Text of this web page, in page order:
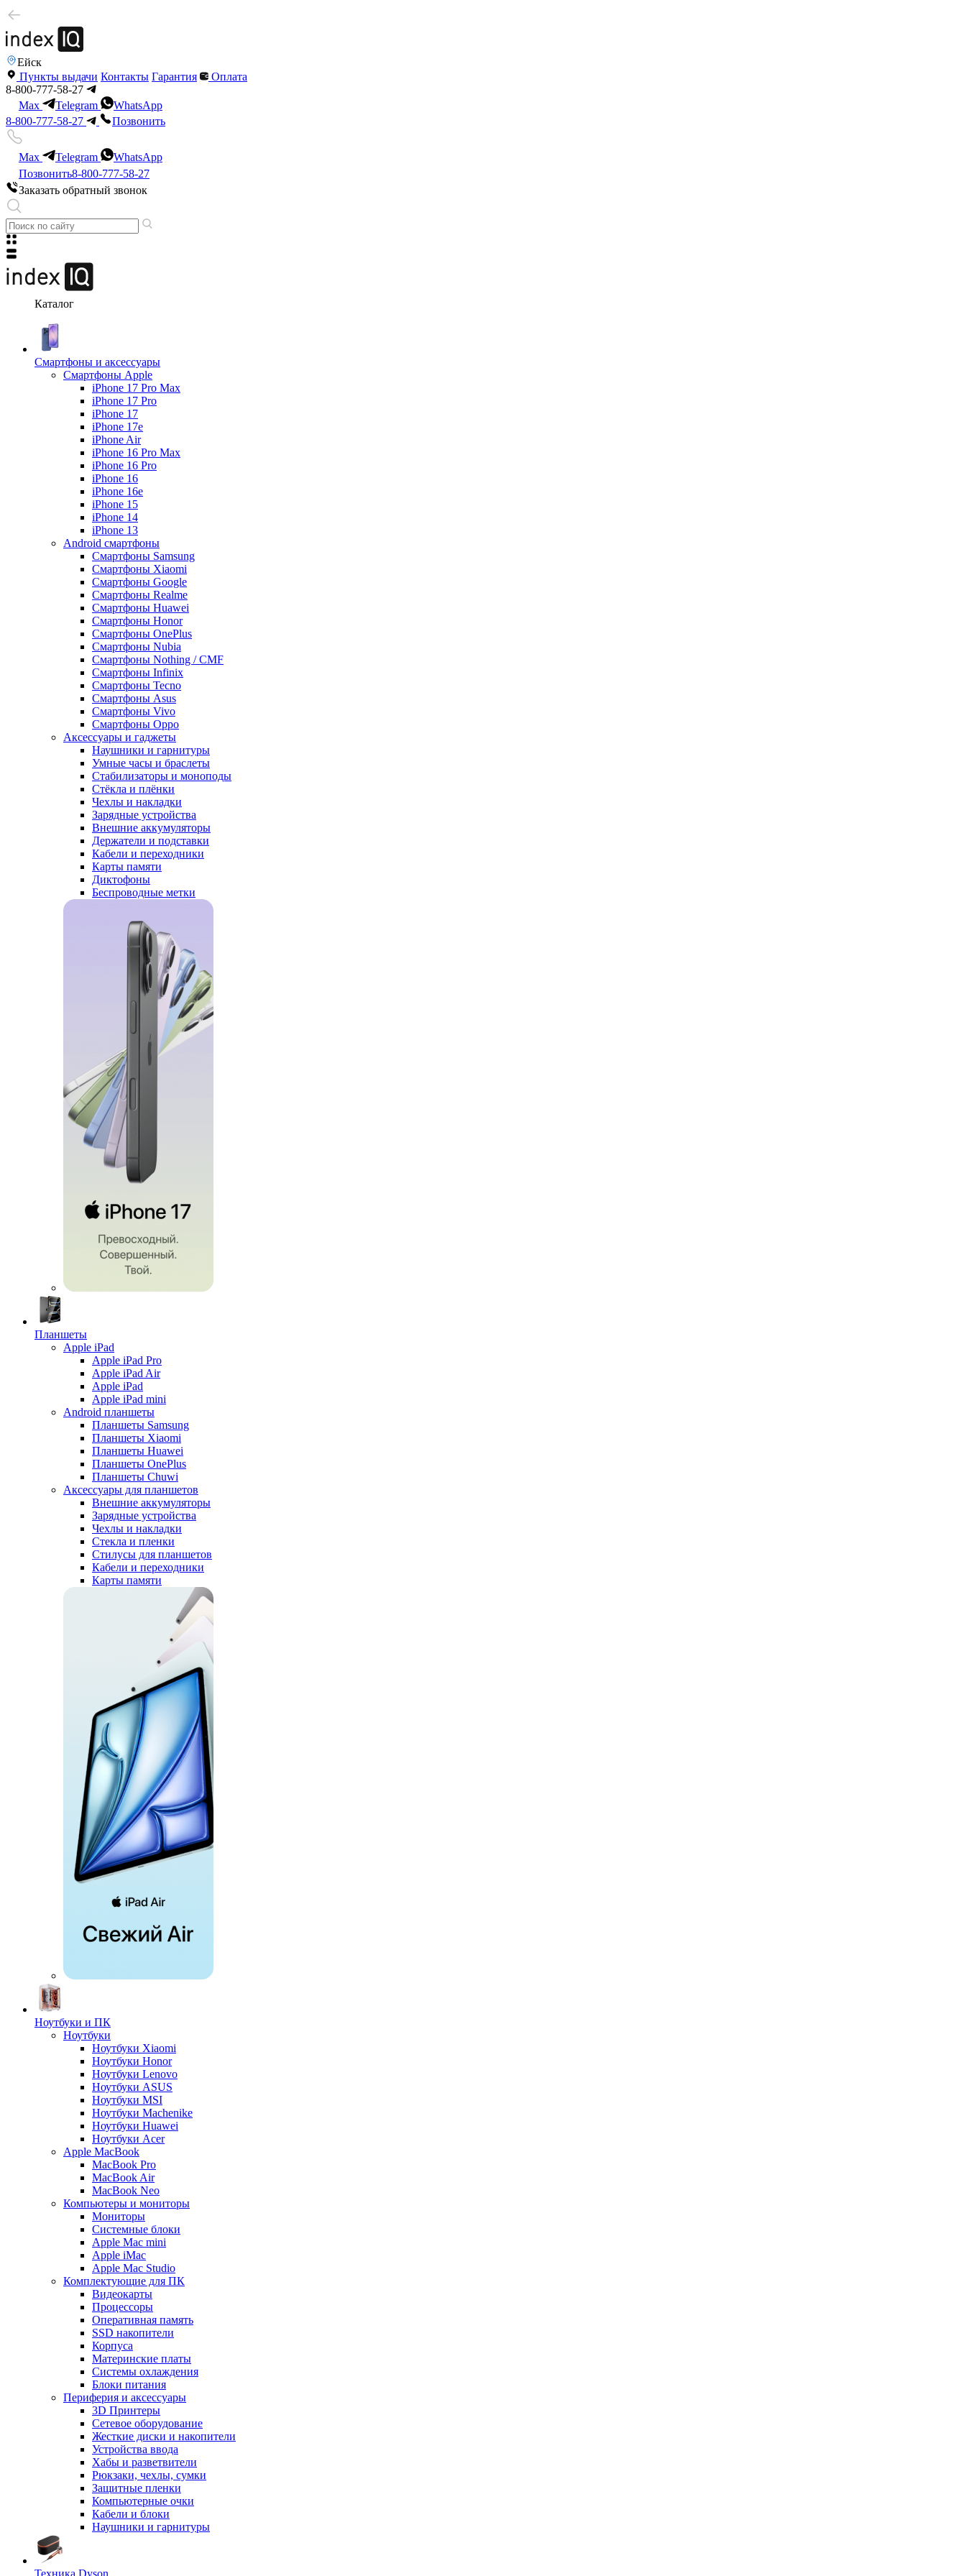
Ейск
Пункты выдачи Контакты Гарантия
Оплата
8-800-777-58-27
Max
Telegram
WhatsApp
8-800-777-58-27
Позвонить
Max Telegram
WhatsApp
Позвонить8-800-777-58-27
Заказать обратный звонок
Каталог
Смартфоны и аксессуары
Смартфоны Apple
iPhone 17 Pro Max
iPhone 17 Pro
iPhone 17
iPhone 17e
iPhone Air
iPhone 16 Pro Max
iPhone 16 Pro
iPhone 16
iPhone 16e
iPhone 15
iPhone 14
iPhone 13
Android cмартфоны
Смартфоны Samsung
Смартфоны Xiaomi
Смартфоны Google
Смартфоны Realme
Смартфоны Huawei
Смартфоны Honor
Смартфоны OnePlus
Смартфоны Nubia
Смартфоны Nothing / CMF
Смартфоны Infinix
Смартфоны Tecno
Смартфоны Asus
Смартфоны Vivo
Смартфоны Oppo
Аксессуары и гаджеты
Наушники и гарнитуры
Умные часы и браслеты
Стабилизаторы и моноподы
Стёкла и плёнки
Чехлы и накладки
Зарядные устройства
Внешние аккумуляторы
Держатели и подставки
Кабели и переходники
Карты памяти
Диктофоны
Беспроводные метки
Планшеты
Apple iPad
Apple iPad Pro
Apple iPad Air
Apple iPad
Apple iPad mini
Android планшеты
Планшеты Samsung
Планшеты Xiaomi
Планшеты Huawei
Планшеты OnePlus
Планшеты Chuwi
Аксессуары для планшетов
Внешние аккумуляторы
Зарядные устройства
Чехлы и накладки
Стекла и пленки
Стилусы для планшетов
Кабели и переходники
Карты памяти
Ноутбуки и ПК
Ноутбуки
Ноутбуки Xiaomi
Ноутбуки Honor
Ноутбуки Lenovo
Ноутбуки ASUS
Ноутбуки MSI
Ноутбуки Machenike
Ноутбуки Huawei
Ноутбуки Acer
Apple MacBook
MacBook Pro
MacBook Air
MacBook Neo
Компьютеры и мониторы
Мониторы
Системные блоки
Apple Mac mini
Apple iMac
Apple Mac Studio
Комплектующие для ПК
Видеокарты
Процессоры
Оперативная память
SSD накопители
Корпуса
Материнские платы
Системы охлаждения
Блоки питания
Периферия и аксессуары
3D Принтеры
Сетевое оборудование
Жесткие диски и накопители
Устройства ввода
Хабы и разветвители
Рюкзаки, чехлы, сумки
Защитные пленки
Компьютерные очки
Кабели и блоки
Наушники и гарнитуры
Техника Dyson